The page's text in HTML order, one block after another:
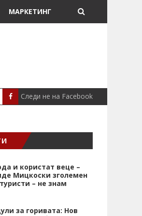
МАРКЕТИНГ
СЦЕНА СЕВЕРИНА ВО
Следи не на Facebook
и користат веце –
Мицкоски зголемен
– не знам
за горивата: Нов